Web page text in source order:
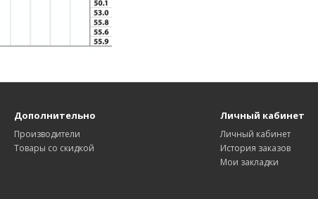
Дополнительно
Производители
Товары со скидкой
Личный кабинет
Личный кабинет
История заказов
Мои закладки